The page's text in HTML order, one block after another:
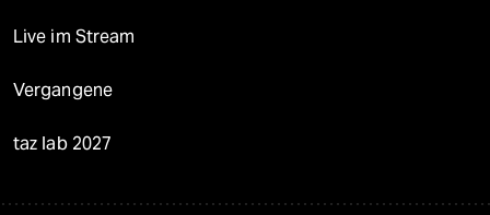
Live im Stream
Vergangene
taz lab 2027